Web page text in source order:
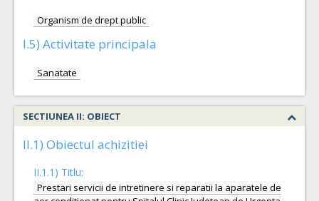
Organism de drept public
I.5) Activitate principala
Sanatate
SECTIUNEA II: OBIECT
II.1) Obiectul achizitiei
II.1.1) Titlu:
Prestari servicii de intretinere si reparatii la aparatele de